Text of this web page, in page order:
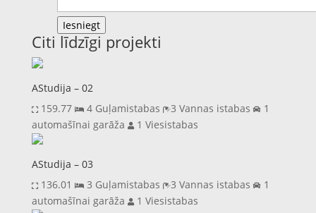
Iesniegt
Citi līdzīgi projekti
AStudija – 02
159.77
4 Guļamistabas 3 Vannas istabas 1
automašīnai garāža
1 Viesistabas
AStudija – 03
136.01
3 Guļamistabas 3 Vannas istabas 1
automašīnai garāža
1 Viesistabas